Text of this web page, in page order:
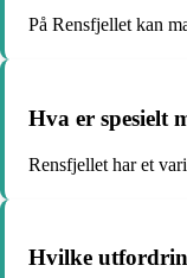
På Rensfjellet kan
Hva er spesielt
Rensfjellet har et
Hvilke